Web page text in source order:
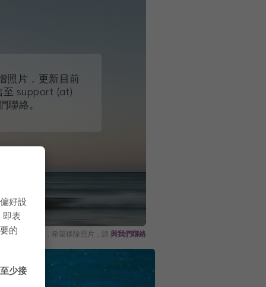
好設
即表
的
少接
照片，更新目前
至 support (at)
絡。
被公布出來，希望移除照片，請 與我們聯絡